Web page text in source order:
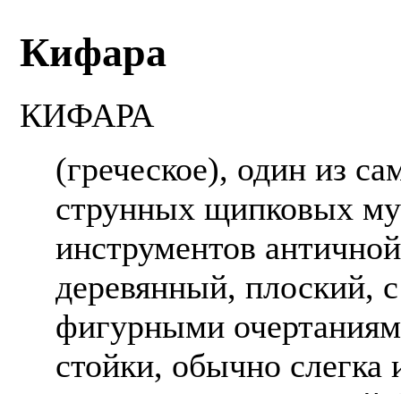
Кифара
КИФАРА
(греческое), один из
струнных щипковых
инструментов
деревянный, плоский,
фигурными
стойки, обычно слегка